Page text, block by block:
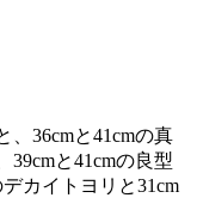
36cmと41cmの真
と41cmの良型
カイトヨリと31cm